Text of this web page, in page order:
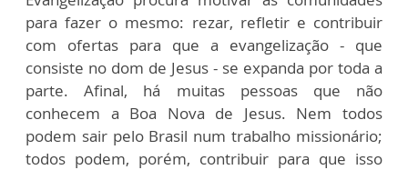
para fazer o mesmo: rezar, refletir e contribuir
com ofertas para que a evangelização - que
consiste no dom de Jesus - se expanda por toda a
parte. Afinal, há muitas pessoas que não
conhecem a Boa Nova de Jesus. Nem todos
podem sair pelo Brasil num trabalho missionário;
todos podem, porém, contribuir para que isso